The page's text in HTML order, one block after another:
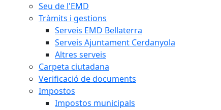
Seu de l'EMD
Tràmits i gestions
Serveis EMD Bellaterra
Serveis Ajuntament Cerdanyola
Altres serveis
Carpeta ciutadana
Verificació de documents
Impostos
Impostos municipals